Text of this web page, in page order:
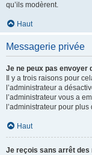
qu’ils modèrent.
Haut
Messagerie privée
Je ne peux pas envoyer
Il y a trois raisons pour
l’administrateur a
l’administrateur vous a
l’administrateur pour plus
Haut
Je reçois sans arrêt